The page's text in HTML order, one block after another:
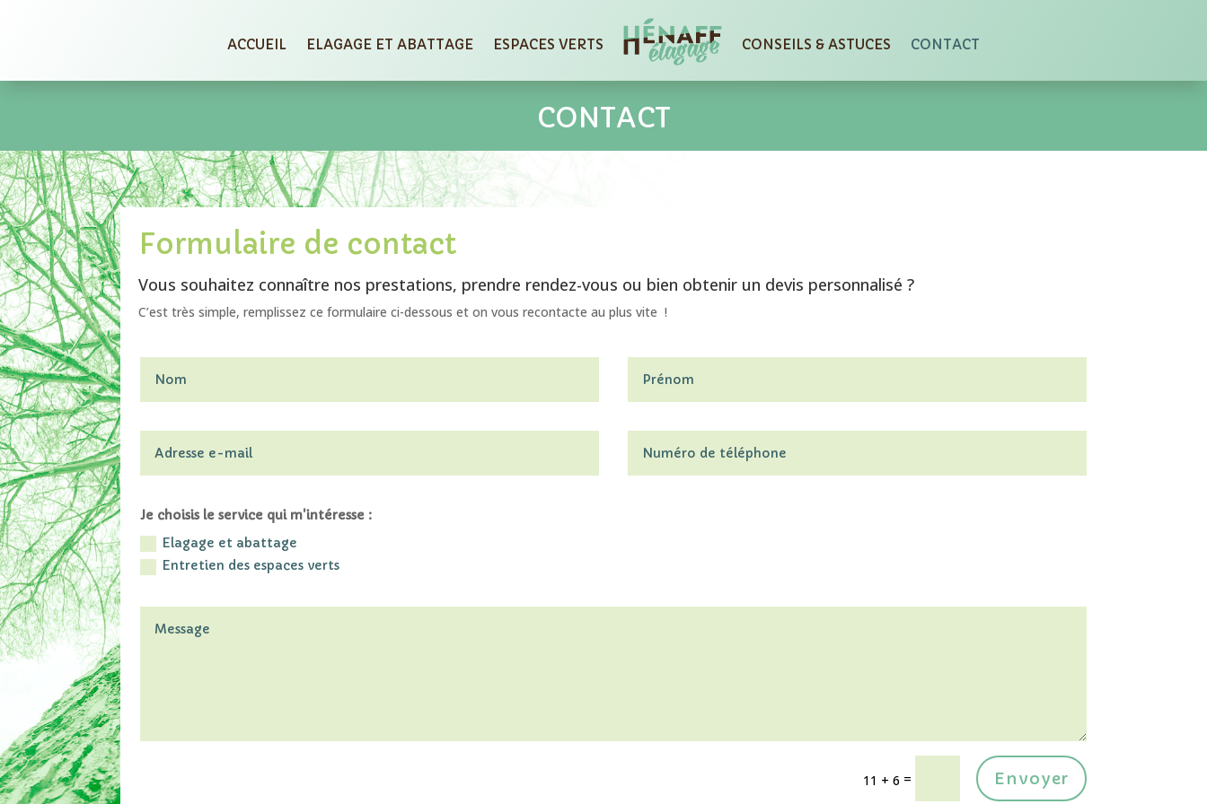
ACCUEIL ELAGAGE ET ABATTAGE ESPACES VERTS CONSEILS & ASTUCES CONTACT
CONTACT
Formulaire de contact
Vous souhaitez connaître nos prestations, prendre rendez-vous ou bien obtenir un devis personnalisé ?
C’est très simple, remplissez ce formulaire ci-dessous et on vous recontacte au plus vite !
Je choisis le service qui m'intéresse :
Elagage et abattage
Entretien des espaces verts
11 + 6 = Envoyer